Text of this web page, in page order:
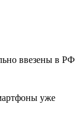
ввезены в РФ
уже